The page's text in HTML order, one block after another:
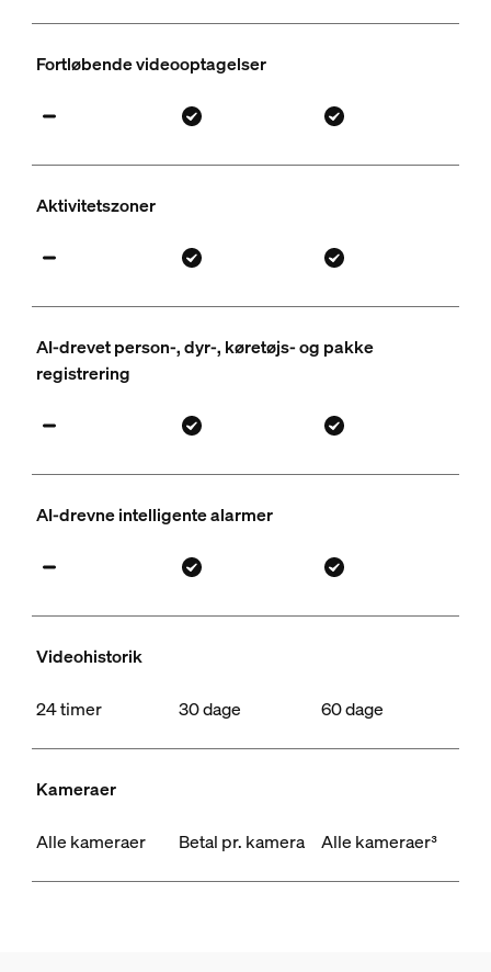
Fortløbende videooptagelser
Aktivitetszoner
AI-drevet person-, dyr-, køretøjs- og pakke
registrering
AI-drevne intelligente alarmer
Videohistorik
24 timer 30 dage 60 dage
Kameraer
Alle kameraer Betal pr. kamera Alle kameraer³